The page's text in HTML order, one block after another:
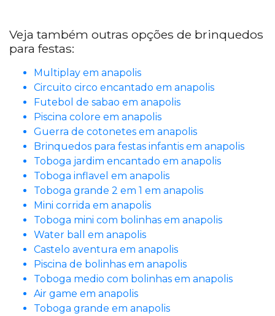
Veja também outras opções de brinquedos
para festas:
Multiplay em anapolis
Circuito circo encantado em anapolis
Futebol de sabao em anapolis
Piscina colore em anapolis
Guerra de cotonetes em anapolis
Brinquedos para festas infantis em anapolis
Toboga jardim encantado em anapolis
Toboga inflavel em anapolis
Toboga grande 2 em 1 em anapolis
Mini corrida em anapolis
Toboga mini com bolinhas em anapolis
Water ball em anapolis
Castelo aventura em anapolis
Piscina de bolinhas em anapolis
Toboga medio com bolinhas em anapolis
Air game em anapolis
Toboga grande em anapolis